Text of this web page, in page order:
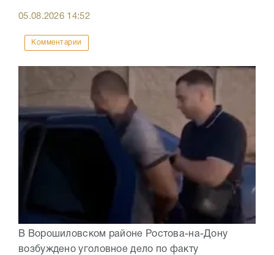
05.08.2026 14:52
Комментарии
В Ворошиловском районе Ростова-на-Дону
возбуждено уголовное дело по факту